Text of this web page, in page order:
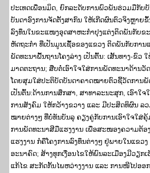
ປະເທດເພື່ອນມິດ, ຍົກລະດັບການພົວພັນຮ່ວມມືກັບບັ
ບັນດາອົງການຈັດຕັ້ງສາກົນ ໃຫ້ເກີດຜົນຕົວຈິງຫຼາຍຂຶ້
ລົງທຶນໃນຂະແໜງອຸດສາຫະກໍາປຸງແຕ່ງຕິດພັນກັບຂ
ຫັດຖະກໍາ ທີ່ເປັນມູນເຊື້ອຂອງແຂວງ ຕິດພັນກັບການ
ພັດທະນາພື້ນຖານໂຄງລ່າງ ເປັນຕົ້ນ: ເສັ້ນທາງ-ຂົວ
ມາດຕະຖານ; ສືບຕໍ່ເອົາໃຈໃສ່ການພັດທະນາດ້ານວັ
ໂດຍສຸມໃສ່ປະຕິບັດບັນດາຄາດໝາຍຕົວຊີ້ວັດການພັ
ເປັນຕົ້ນ:ດ້ານການສຶກສາ, ສາທາລະນະສຸກ, ເອົາໃ
ການສັງຄົມ ໃຫ້ກວ້າງຂວາງ ແລະ ມີປະສິດທິຜົນ ລ
ໝາຍຕ່າງໆ ທີ່ບໍ່ທັນບັນລຸ ຄຽງຄູ່ກັບການເອົາໃຈໃສ່
ການພັດທະນາສີມືແຮງງານ ເພື່ອສະໜອງຄວາມຕ້ອ
ແຮງງານ ກໍຄືໂຄງການລົງທຶນຕ່າງໆ ຢູ່ພາຍໃນແຂວ
ອະນາຄົດ; ສ້າງທຸກເງື່ອນໄຂໃຫ້ພົນລະເມືອງມີວຽກເ
ແກ້ໄຂ ສະກັດກັ້ນໄພຫວ່າງງານ ແລະ ການໜີໄປອອ